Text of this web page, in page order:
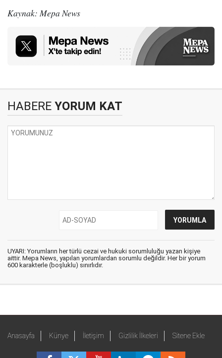
Kaynak: Mepa News
HABERE YORUM KAT
UYARI: Yorumların her türlü cezai ve hukuki sorumluluğu yazan kişiye
aittir. Mepa News, yapılan yorumlardan sorumlu değildir. Her bir yorum
600 karakterle (boşluklu) sınırlıdır.
Anasayfa Künye İletişim Gizlilik İlkeleri Sitene Ekle